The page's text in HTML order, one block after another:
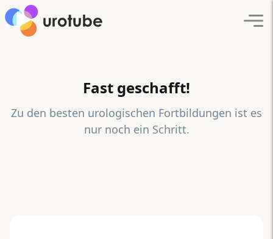
Click here to go back to frontpage
Fast geschafft!
Zu den besten urologischen Fortbildungen ist es
nur noch ein Schritt.